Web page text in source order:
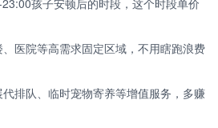
医院等高需求固定区域，不用瞎跑浪费
排队、临时宠物寄养等增值服务，多赚